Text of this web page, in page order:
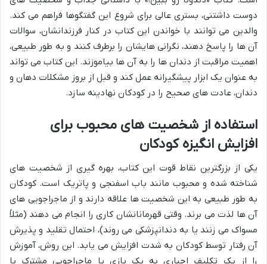
دوست داشتنی، بستری عالی برای شروع این گفتگوها فراهم می کند.
والدین می توانند با خواندن این کتاب در کنار فرزندانشان، سوالات
آن ها را پاسخ دهند، نگرانی هایشان را برطرف کنند و به طور طبیعی،
اهمیت مراقبت از دندان ها را به آن ها بیاموزند. این کتاب می تواند
به عنوان یک ابزار پیشگیرانه عمل کند و قبل از بروز مشکلات دهان و
دندان، عادت های صحیح را در کودکان نهادینه سازد.
استفاده از شخصیت های محبوب برای
افزایش انگیزه کودکان
یکی از بزرگترین نقاط قوت این کتاب، بهره گیری از شخصیت های
شناخته شده و محبوب مانند باب اسفنجی و پاتریک است. کودکان
به طور طبیعی به این شخصیت ها علاقه دارند و از ماجراجویی های
آن ها لذت می برند. وقتی قهرمانانشان کاری را انجام می دهند (مثلاً
مسواک می زنند یا به دندانپزشکی می روند)، احتمال تقلید و پذیرش
آن رفتار توسط کودکان به شدت افزایش می یابد. این روش، آموزش
را از یک تکلیف اجباری به یک بازی یا ماجراجویی مشترک با